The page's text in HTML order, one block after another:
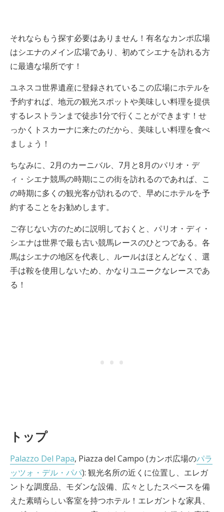
それならもう探す必要はありません！有名なカンポ広場
はシエナのメイン広場であり、初めてシエナを訪れる方
に最適な場所です！
ユネスコ世界遺産に登録されているこの広場にホテルを
予約すれば、地元の観光スポットや美味しい料理を提供
するレストランまで徒歩1分で行くことができます！せ
っかくトスカーナに来たのだから、美味しい料理を食べ
ましょう！
ちなみに、2月のカーニバル、7月と8月のパリオ・デ
ィ・シエナ競馬の時期にこの街を訪れるのであれば、こ
の時期に多くの観光客が訪れるので、早めにホテルを予
約することをお勧めします。
ご存じない方のために説明しておくと、パリオ・ディ・
シエナは世界で最も古い競馬レースのひとつである。各
馬はシエナの地区を代表し、ルールはほとんどなく、選
手は鞍を使用しないため、かなりユニークなレースであ
る！
トップ
Palazzo Del Papa, Piazza del Campo (カンポ広場のパラ
ッツォ・デル・パパ): 観光名所の近くに位置し、エレガ
ントな調度品、モダンな設備、広々としたスペースを備
えた素晴らしい客室を持つホテル！エレガントな家具、